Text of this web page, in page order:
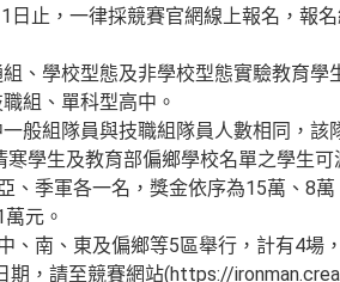
止，一律採競賽官網線上報名，報
、學校型態及非學校型態實驗教育學
組、單科型高中。
般組隊員與技職組隊員人數相同，該
學生及教育部偏鄉學校名單之學生可
、季軍各一名，獎金依序為15萬、8
元。
、南、東及偏鄉等5區舉行，計有4場
，請至競賽網站(https://